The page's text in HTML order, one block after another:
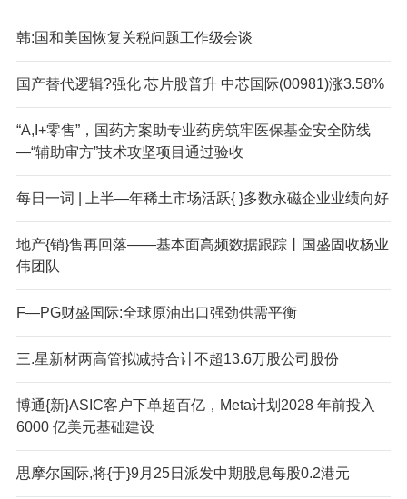
韩:国和美国恢复关税问题工作级会谈
国产替代逻辑?强化 芯片股普升 中芯国际(00981)涨3.58%
“A,I+零售”，国药方案助专业药房筑牢医保基金安全防线
—“辅助审方”技术攻坚项目通过验收
每日一词 | 上半—年稀土市场活跃{ }多数永磁企业业绩向好
地产{销}售再回落——基本面高频数据跟踪丨国盛固收杨业
伟团队
F—PG财盛国际:全球原油出口强劲供需平衡
三.星新材两高管拟减持合计不超13.6万股公司股份
博通{新}ASIC客户下单超百亿，Meta计划2028 年前投入
6000 亿美元基础建设
思摩尔国际,将{于}9月25日派发中期股息每股0.2港元